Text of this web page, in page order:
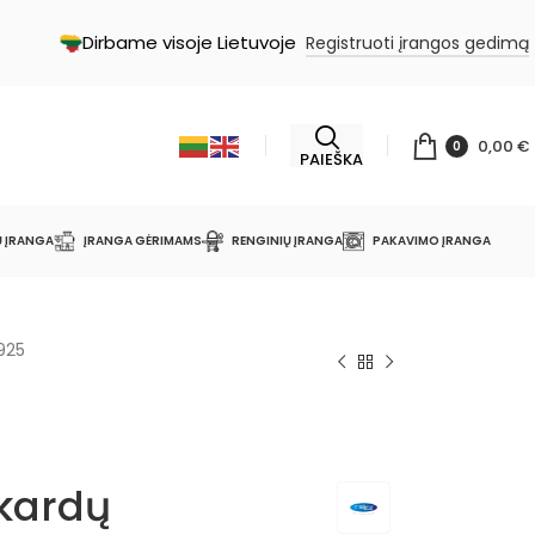
Dirbame visoje Lietuvoje Registruoti įrangos gedimą
PAIEŠKA
0 0,00 €
ĮRANGA ĮRANGA GĖRIMAMS RENGINIŲ ĮRANGA PAKAVIMO ĮRANGA